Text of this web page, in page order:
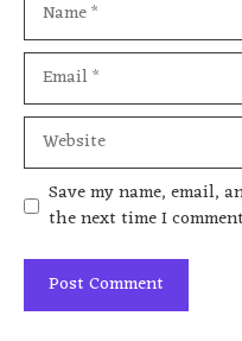
Save my name, email,
the next time I